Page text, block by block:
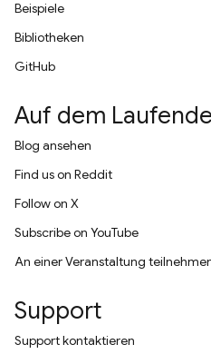
Beispiele
Bibliotheken
GitHub
Auf dem
Blog ansehen
Find us on Reddit
Follow on X
Subscribe on YouTube
An einer Veranstaltung
Support
Support kontaktieren